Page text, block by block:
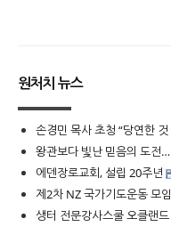
원처치 뉴스
손경민 목사 초청 “당연한 것
왕관보다 빛난 믿음의 도전…
에덴장로교회, 설립 20주년
제2차 NZ 국가기도운동 모임
생터 전문강사스쿨 오클랜드